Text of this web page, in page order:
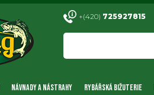
+(420) 725927815
NÁVNADY A NÁSTRAHY RYBÁŘSKÁ BIŽUTERIE